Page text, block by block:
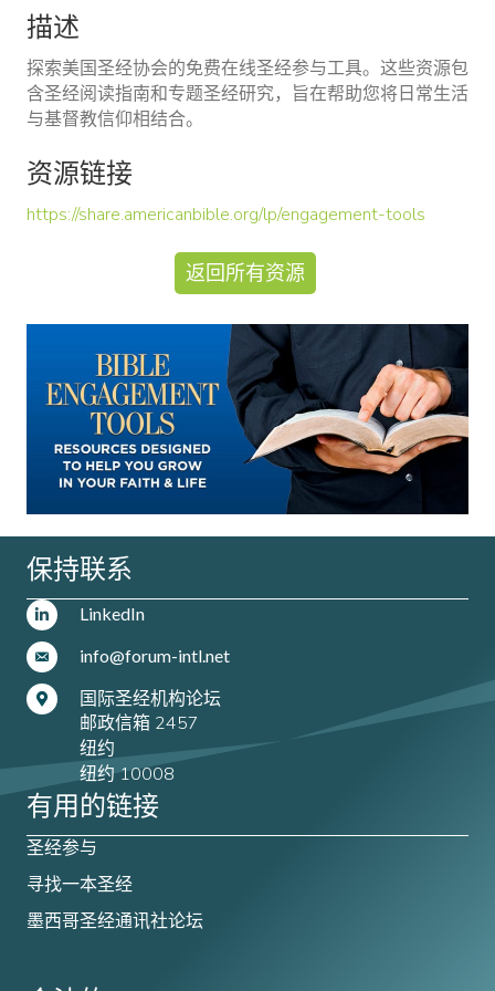
描述
探索美国圣经协会的免费在线圣经参与工具。这些资源包
含圣经阅读指南和专题圣经研究，旨在帮助您将日常生活
与基督教信仰相结合。
资源链接
https://share.americanbible.org/lp/engagement-tools
返回所有资源
保持联系
LinkedIn
info@forum-intl.net
国际圣经机构论坛
邮政信箱 2457
纽约
纽约 10008
有用的链接
圣经参与
寻找一本圣经
墨西哥圣经通讯社论坛